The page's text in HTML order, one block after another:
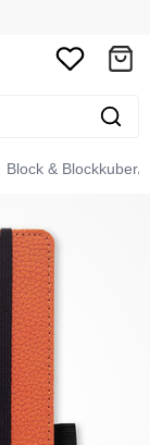
Block & Blockkuber